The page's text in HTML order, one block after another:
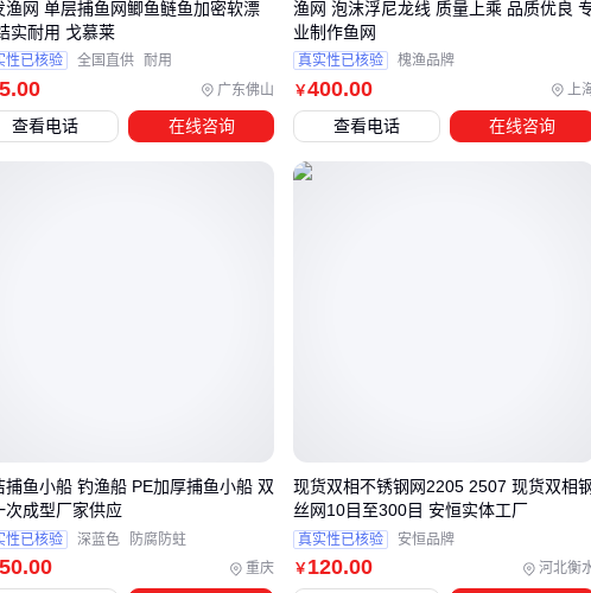
裂
混凝土基础深度建议为立柱高度的1/3
刺绳 或
能有效防止翻越
注意选择304不锈钢材质，避免生锈脱落
每季度检查一次 体育场围网配件
的紧固件，松动的螺丝会
导致整体结构晃动
雨季前用高压水枪冲洗网面，防止酸性雨水腐蚀镀层
发现小面积脱塑立即补漆，避免金属基材暴露生锈
.00 广东佛山
渔网 单层捕鱼网鲫鱼鲢鱼加密软漂
实耐用 戈慕莱
性已核验 全国直供 耐用
查看电话 在线咨询
￥400.00 上
渔网 泡沫浮尼龙线 质量上乘 品质优良
业制作鱼网
真实性已核验 槐渔品牌
查看电话 在线咨询
.00 重庆
捕鱼小船 钓渔船 PE加厚捕鱼小船 双
次成型厂家供应
性已核验 深蓝色 防腐防蛀
￥ 120.00 河北衡
现货双相不锈钢网2205 2507 现货双相钢
丝网10目至300目 安恒实体工厂
真实性已核验 安恒品牌